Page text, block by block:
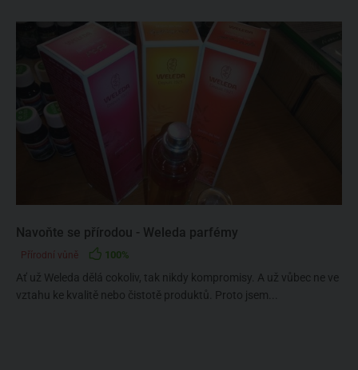
Navoňte se přírodou - Weleda parfémy
Přírodní vůně 100%
Ať už Weleda dělá cokoliv, tak nikdy kompromisy. A už vůbec ne ve
vztahu ke kvalitě nebo čistotě produktů. Proto jsem...